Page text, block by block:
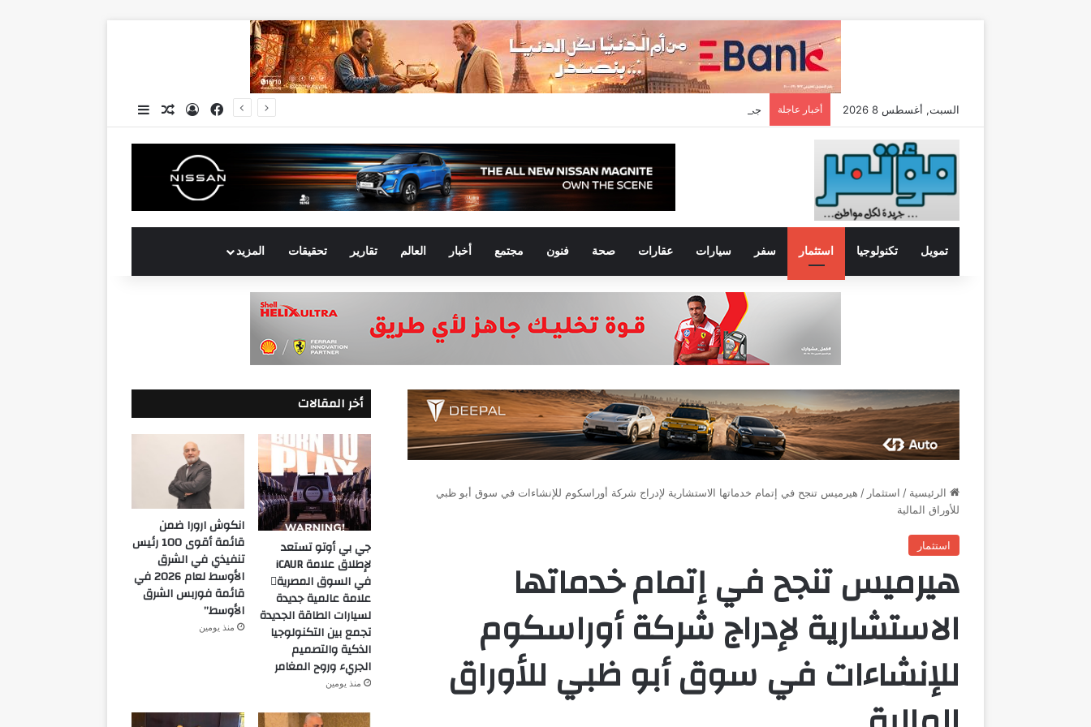
السبت, أغسطس 8 2026 أخبار عاجلة فيسبوكتسجيل الدخول
مقال عشوائي
إضافة عمود جانبي
تمويل تكنولوجيا استثمار سفر سيارات عقارات صحة فنون مجتمع أخبار العالم تقارير تحقيقات المزيد
الرئيسية / استثمار / هيرميس تنجح في إتمام خدماتها الاستشارية لإدراج شركة أوراسكوم للإنشاءات في سوق أبو ظبي
للأوراق المالية
استثمار
هيرميس تنجح في إتمام خدماتها
الاستشارية لإدراج شركة أوراسكوم
للإنشاءات في سوق أبو ظبي للأوراق
أخر المقالات
جي بي أوتو تستعد
لإطلاق علامة iCAUR
في السوق المصرية
علامة عالمية جديدة
لسيارات الطاقة الجديدة
تجمع بين التكنولوجيا
الذكية والتصميم
الجريء وروح المغامر
منذ يومين
انكوش ارورا ضمن
قائمة أقوى 100 رئيس
تنفيذي في الشرق
الأوسط لعام 2026 في
قائمة فوربس الشرق
الأوسط”
منذ يومين